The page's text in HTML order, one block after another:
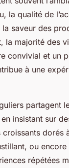
la qualité de
saveur des
la majorité des
convivial et un
à une
partagent
insistant sur
croissants dorés
ou encore
répétées